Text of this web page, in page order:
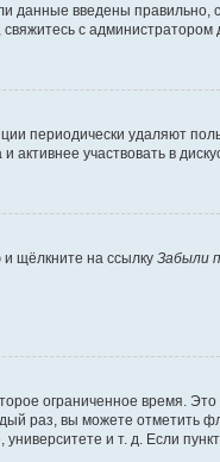
данные введены правильно,
с администратором
периодически удаляют
участвовать в
щёлкните на ссылку Забыли
ограниченное время. Это
раз, вы можете отметить
и т. д. Если пункт